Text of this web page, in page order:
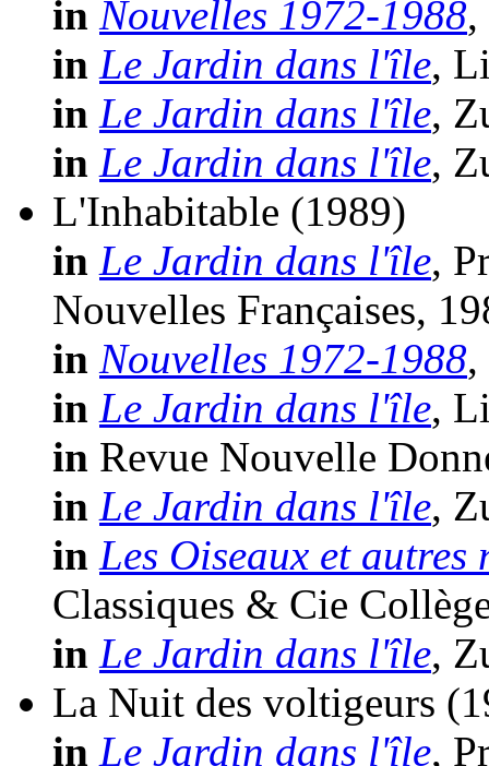
in Nouvelles 1972-1988,
in Le Jardin dans l'île,
in Le Jardin dans l'île,
in Le Jardin dans l'île,
L'Inhabitable (1989)
in Le Jardin dans l'île,
Nouvelles Françaises,
in Nouvelles 1972-1988,
in Le Jardin dans l'île,
in Revue Nouvelle
in Le Jardin dans l'île,
in Les Oiseaux et
Classiques & Cie
in Le Jardin dans l'île,
La Nuit des voltigeurs
in Le Jardin dans l'île,